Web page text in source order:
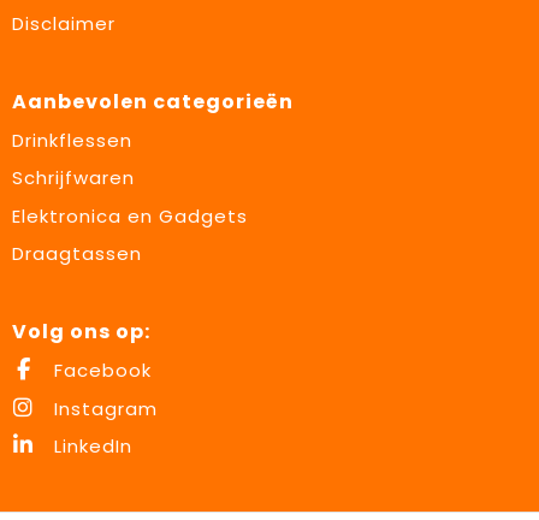
Disclaimer
Aanbevolen categorieën
Drinkflessen
Schrijfwaren
Elektronica en Gadgets
Draagtassen
Volg ons op:
Facebook
Instagram
LinkedIn